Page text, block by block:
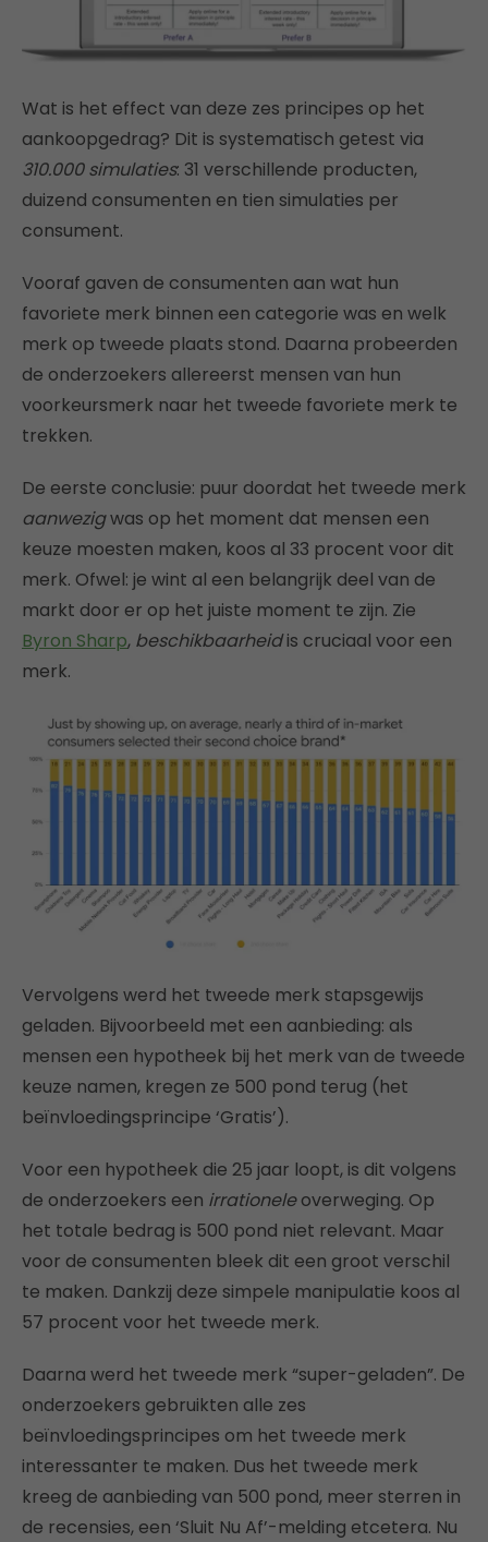
Wat is het effect van deze zes principes op het
aankoopgedrag? Dit is systematisch getest via
310.000 simulaties: 31 verschillende producten,
duizend consumenten en tien simulaties per
consument.
Vooraf gaven de consumenten aan wat hun
favoriete merk binnen een categorie was en welk
merk op tweede plaats stond. Daarna probeerden
de onderzoekers allereerst mensen van hun
voorkeursmerk naar het tweede favoriete merk te
trekken.
De eerste conclusie: puur doordat het tweede merk
aanwezigwas op het moment dat mensen een
keuze moesten maken, koos al 33 procent voor dit
merk. Ofwel: je wint al een belangrijk deel van de
markt door er op het juiste moment te zijn. Zie
Byron Sharp, beschikbaarheidis cruciaal voor een
merk.
Vervolgens werd het tweede merk stapsgewijs
geladen. Bijvoorbeeld met een aanbieding: als
mensen een hypotheek bij het merk van de tweede
keuze namen, kregen ze 500 pond terug (het
beïnvloedingsprincipe ‘Gratis’).
Voor een hypotheek die 25 jaar loopt, is dit volgens
de onderzoekers een irrationeleoverweging. Op
het totale bedrag is 500 pond niet relevant. Maar
voor de consumenten bleek dit een groot verschil
te maken. Dankzij deze simpele manipulatie koos al
57 procent voor het tweede merk.
Daarna werd het tweede merk “super-geladen”. De
onderzoekers gebruikten alle zes
beïnvloedingsprincipes om het tweede merk
interessanter te maken. Dus het tweede merk
kreeg de aanbieding van 500 pond, meer sterren in
de recensies, een ‘Sluit Nu Af’-melding etcetera. Nu